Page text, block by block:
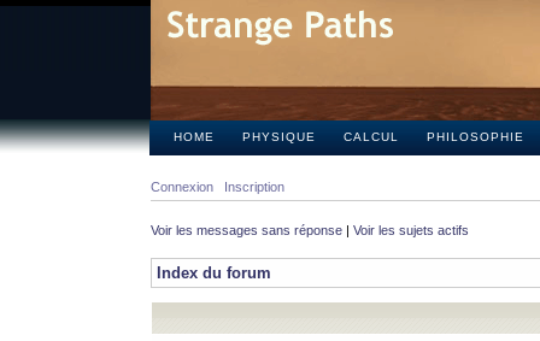
HOME PHYSIQUE CALCUL PHILOSOPHIE
Connexion Inscription
Voir les messages sans réponse | Voir les sujets actifs
Index du forum